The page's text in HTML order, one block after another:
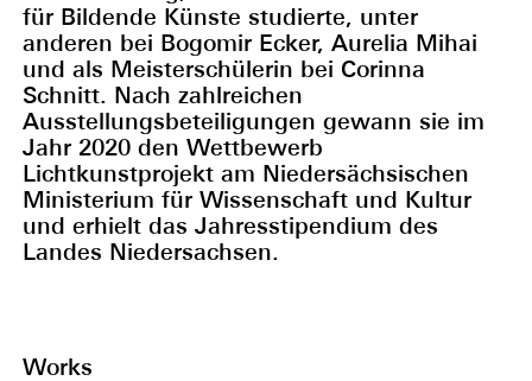
für Bildende Künste studierte, unter
anderen bei Bogomir Ecker, Aurelia Mihai
und als Meisterschülerin bei Corinna
Schnitt. Nach zahlreichen
Ausstellungsbeteiligungen gewann sie im
Jahr 2020 den Wettbewerb
Lichtkunstprojekt am Niedersächsischen
Ministerium für Wissenschaft und Kultur
und erhielt das Jahresstipendium des
Landes Niedersachsen.
Works